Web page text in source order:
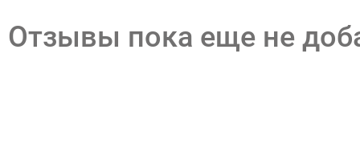
Отзывы пока еще не